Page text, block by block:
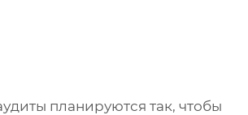
планируются так, чтобы